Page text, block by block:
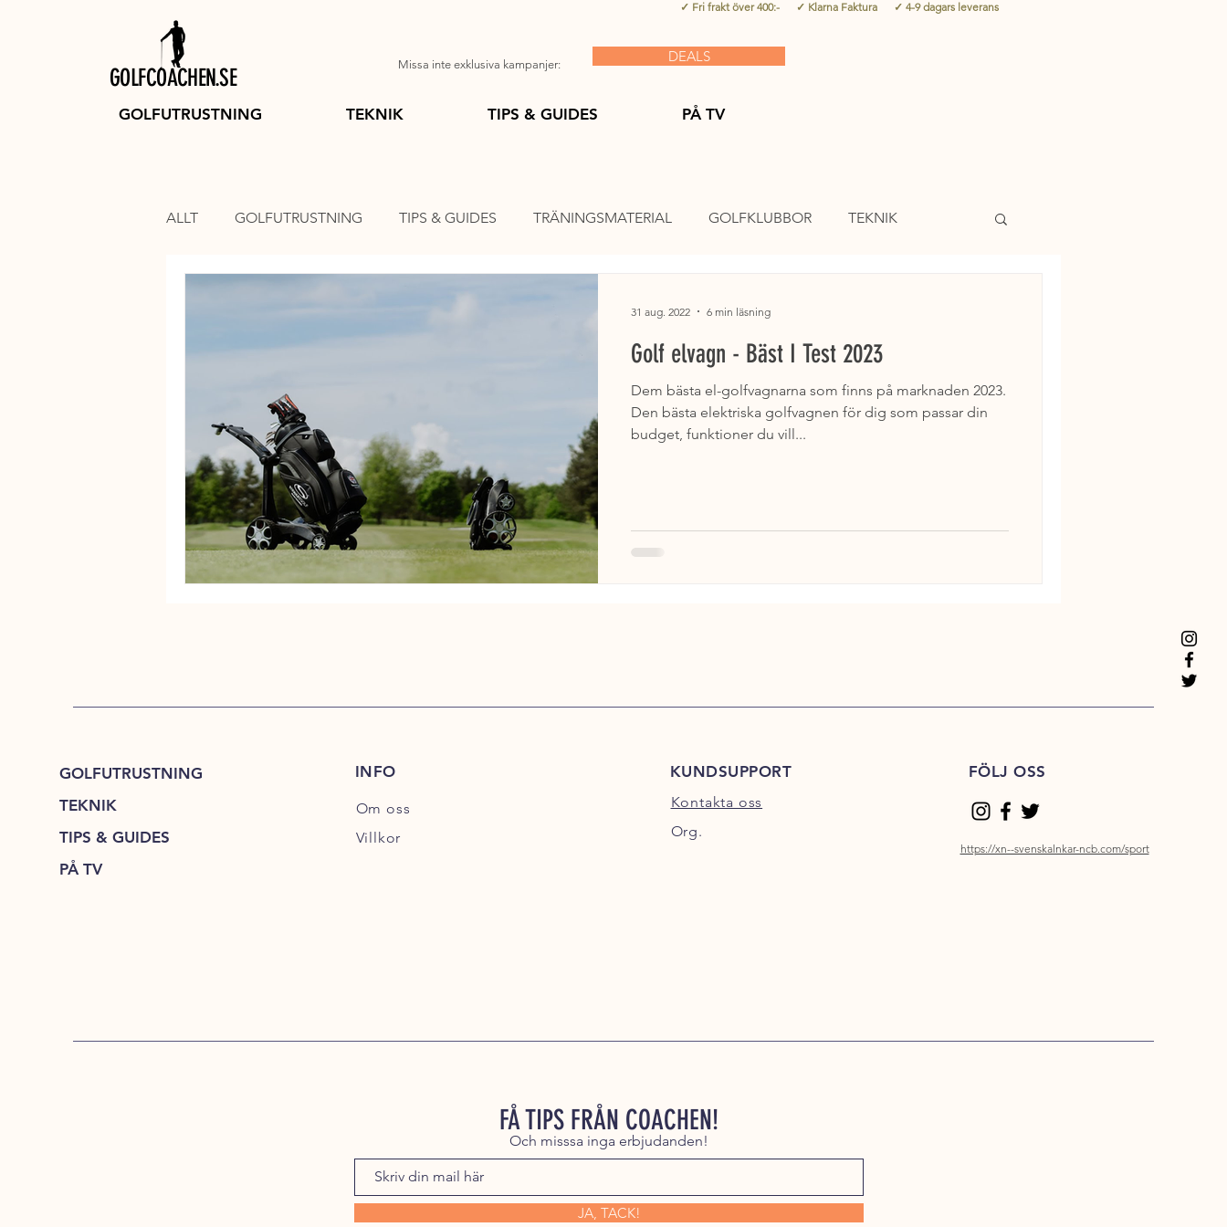
GOLFUTRUSTNING TEKNIK TIPS & GUIDES PÅ TV
GOLFCOACHEN.SE
✓ Fri frakt över 400:- ✓ Klarna Faktura ✓ 4-9 dagars leverans
Missa inte exklusiva kampanjer: DEALS
ALLT GOLFUTRUSTNING TIPS & GUIDES TRÄNINGSMATERIAL GOLFKLUBBOR TEKNIK
Golf elvagn - Bäst I Test 2023
Dem bästa el-golfvagnarna som finns på marknaden 2023.
Den bästa elektriska golfvagnen för dig som passar din
budget, funktioner du vill...
31 aug. 2022 6 min läsning
GOLFUTRUSTNING
TEKNIK
TIPS & GUIDES
PÅ TV
INFO
Om oss
Villkor
KUNDSUPPORT
Kontakta oss
Org.
FÖLJ OSS
https://xn--svenskalnkar-ncb.com/sport
FÅ TIPS FRÅN COACHEN!
Och misssa inga erbjudanden!
JA, TACK!